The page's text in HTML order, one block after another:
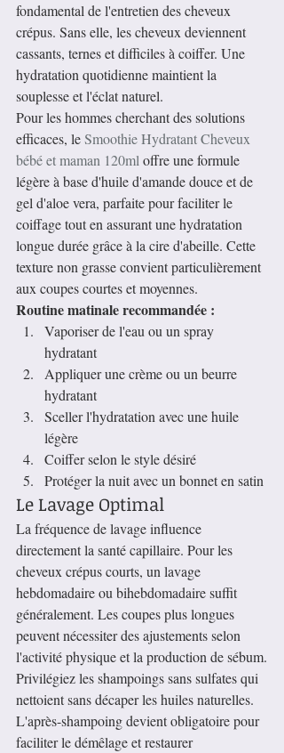
fondamental de l'entretien des cheveux
crépus. Sans elle, les cheveux deviennent
cassants, ternes et difficiles à coiffer. Une
hydratation quotidienne maintient la
souplesse et l'éclat naturel.
Pour les hommes cherchant des solutions
efficaces, le Smoothie Hydratant Cheveux
bébé et maman 120ml offre une formule
légère à base d'huile d'amande douce et de
gel d'aloe vera, parfaite pour faciliter le
coiffage tout en assurant une hydratation
longue durée grâce à la cire d'abeille. Cette
texture non grasse convient particulièrement
aux coupes courtes et moyennes.
Routine matinale recommandée :
Vaporiser de l'eau ou un spray
hydratant
Appliquer une crème ou un beurre
hydratant
Sceller l'hydratation avec une huile
légère
Coiffer selon le style désiré
Protéger la nuit avec un bonnet en satin
Le Lavage Optimal
La fréquence de lavage influence
directement la santé capillaire. Pour les
cheveux crépus courts, un lavage
hebdomadaire ou bihebdomadaire suffit
généralement. Les coupes plus longues
peuvent nécessiter des ajustements selon
l'activité physique et la production de sébum.
Privilégiez les shampoings sans sulfates qui
nettoient sans décaper les huiles naturelles.
L'après-shampoing devient obligatoire pour
faciliter le démêlage et restaurer